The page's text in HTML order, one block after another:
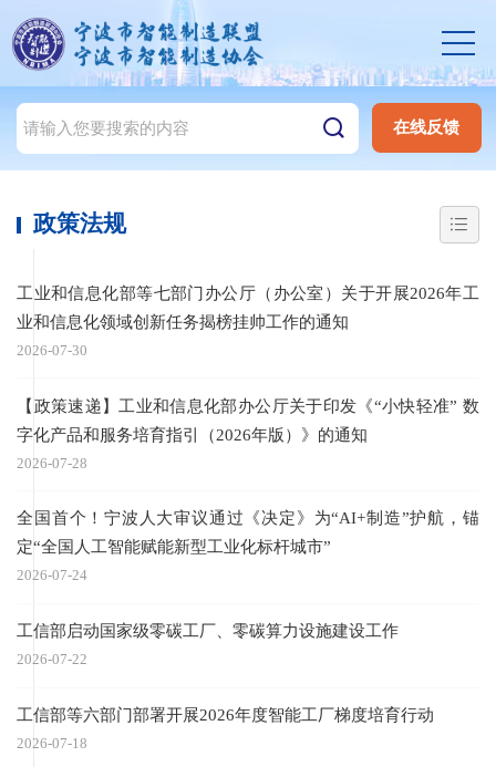
在线反馈
政策法规
工业和信息化部等七部门办公厅（办公室）关于开展2026年工
业和信息化领域创新任务揭榜挂帅工作的通知
2026-07-30
【政策速递】工业和信息化部办公厅关于印发《“小快轻准” 数
字化产品和服务培育指引（2026年版）》的通知
2026-07-28
全国首个！宁波人大审议通过《决定》为“AI+制造”护航，锚
定“全国人工智能赋能新型工业化标杆城市”
2026-07-24
工信部启动国家级零碳工厂、零碳算力设施建设工作
2026-07-22
工信部等六部门部署开展2026年度智能工厂梯度培育行动
2026-07-18